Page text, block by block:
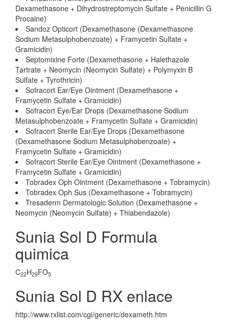
Dexamethasone + Dihydrostreptomycin Sulfate + Penicillin G
Procaine)
Sandoz Opticort (Dexamethasone (Dexamethasone
Sodium Metasulphobenzoate) + Framycetin Sulfate +
Gramicidin)
Septomixine Forte (Dexamethasone + Halethazole
Tartrate + Neomycin (Neomycin Sulfate) + Polymyxin B
Sulfate + Tyrothricin)
Sofracort Ear/Eye Ointment (Dexamethasone +
Framycetin Sulfate + Gramicidin)
Sofracort Eye/Ear Drops (Dexamethasone Sodium
Metasulphobenzoate + Framycetin Sulfate + Gramicidin)
Sofracort Sterile Ear/Eye Drops (Dexamethasone
(Dexamethasone Sodium Metasulphobenzoate) +
Framycetin Sulfate + Gramicidin)
Sofracort Sterile Ear/Eye Ointment (Dexamethasone +
Framycetin Sulfate + Gramicidin)
Tobradex Oph Ointment (Dexamethasone + Tobramycin)
Tobradex Oph Sus (Dexamethasone + Tobramycin)
Tresaderm Dermatologic Solution (Dexamethasone +
Neomycin (Neomycin Sulfate) + Thiabendazole)
Sunia Sol D Formula
quimica
C22H29FO5
Sunia Sol D RX enlace
http://www.rxlist.com/cgi/generic/dexameth.htm